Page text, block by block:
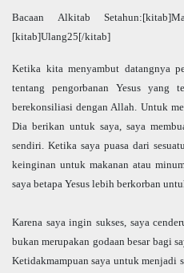
Bacaan Alkitab
[kitab]Ulang25[/kitab]
Ketika kita menyambut datangnya
tentang pengorbanan Yesus yang
berekonsiliasi dengan Allah. Untuk
Dia berikan untuk saya, saya
sendiri. Ketika saya puasa dari
keinginan untuk makanan atau
saya betapa Yesus lebih berkorban
Karena saya ingin sukses, saya
bukan merupakan godaan besar bagi
Ketidakmampuan saya untuk menjadi